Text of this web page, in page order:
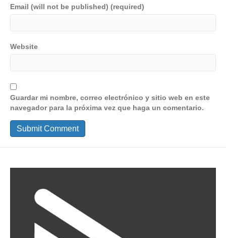
Email (will not be published) (required)
Website
Guardar mi nombre, correo electrónico y sitio web en este
navegador para la próxima vez que haga un comentario.